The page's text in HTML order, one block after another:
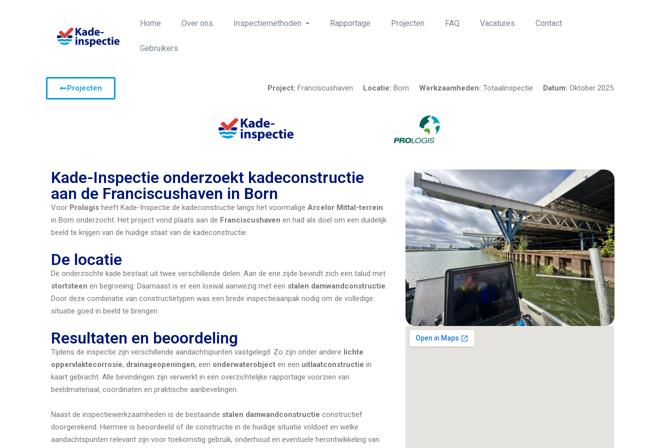
Home Over ons Inspectiemethoden Rapportage Projecten FAQ Vacatures Contact
Gebruikers
Projecten Project: Franciscushaven Locatie: Born Werkzaamheden: Totaalinspectie Datum: Oktober 2025
Kade-Inspectie onderzoekt kadeconstructie
aan de Franciscushaven in Born
Voor Prologis heeft Kade-Inspectie de kadeconstructie langs het voormalige Arcelor Mittal-terrein
in Born onderzocht. Het project vond plaats aan de Franciscushaven en had als doel om een duidelijk
beeld te krijgen van de huidige staat van de kadeconstructie.
De locatie
De onderzochte kade bestaat uit twee verschillende delen. Aan de ene zijde bevindt zich een talud met
stortsteen en begroeiing. Daarnaast is er een loswal aanwezig met een stalen damwandconstructie.
Door deze combinatie van constructietypen was een brede inspectieaanpak nodig om de volledige
situatie goed in beeld te brengen.
Resultaten en beoordeling
Tijdens de inspectie zijn verschillende aandachtspunten vastgelegd. Zo zijn onder andere lichte
oppervlaktecorrosie, drainageopeningen, een onderwaterobject en een uitlaatconstructie in
kaart gebracht. Alle bevindingen zijn verwerkt in een overzichtelijke rapportage voorzien van
beeldmateriaal, coördinaten en praktische aanbevelingen.
Naast de inspectiewerkzaamheden is de bestaande stalen damwandconstructie constructief
doorgerekend. Hiermee is beoordeeld of de constructie in de huidige situatie voldoet en welke
aandachtspunten relevant zijn voor toekomstig gebruik, onderhoud en eventuele herontwikkeling van